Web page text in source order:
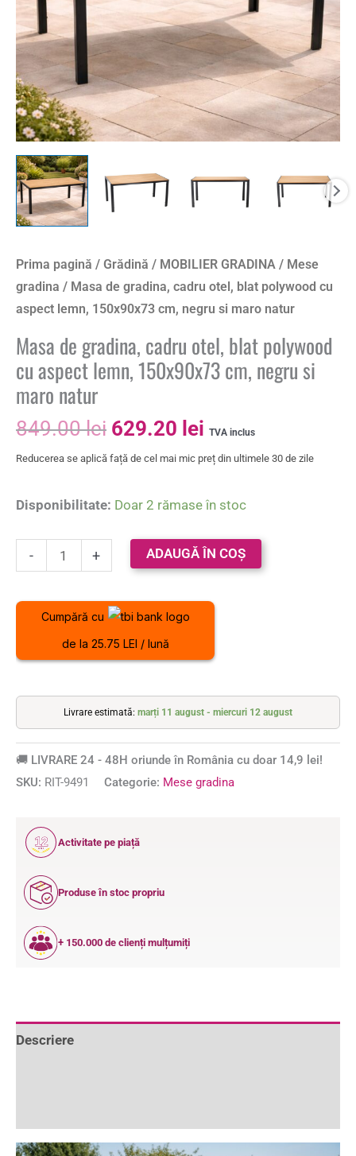
Prima pagină / Grădină / MOBILIER GRADINA / Mese
gradina / Masa de gradina, cadru otel, blat polywood cu
aspect lemn, 150x90x73 cm, negru si maro natur
Masa de gradina, cadru otel, blat polywood
cu aspect lemn, 150x90x73 cm, negru si
maro natur
849.00lei 629.20 lei TVA inclus
Reducerea se aplică față de cel mai mic preț din ultimele 30 de zile
Disponibilitate: Doar 2 rămase în stoc
-
cu
aspect
lemn,
150x90x73
cm,
negru
si
maro
natur
+ ADAUGĂ ÎN COȘ
Cumpără cu
de la 25.75 LEI / lună
Livrare estimată: marți 11 august - miercuri 12 august
🚚 LIVRARE 24 - 48H oriunde în România cu doar 14,9 lei!
SKU: RIT-9491 Categorie: Mese gradina
12
ANI
Activitate pe piață
Produse în stoc propriu
+ 150.000 de clienți mulțumiți
Descriere